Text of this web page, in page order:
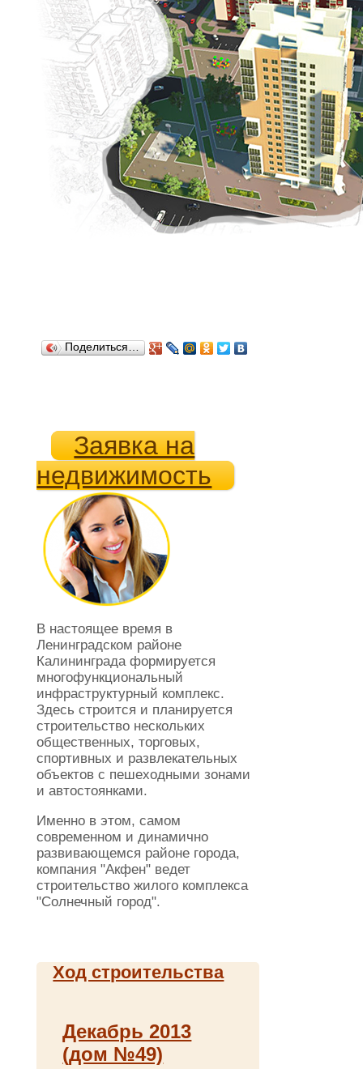
Поделиться…
Заявка на
недвижимость
В настоящее время в
Ленинградском районе
Калининграда формируется
многофункциональный
инфраструктурный комплекс.
Здесь строится и планируется
строительство нескольких
общественных, торговых,
спортивных и развлекательных
объектов с пешеходными зонами
и автостоянками.
Именно в этом, самом
современном и динамично
развивающемся районе города,
компания "Акфен" ведет
строительство жилого комплекса
"Солнечный город".
Ход строительства
Декабрь 2013
(дом №49)